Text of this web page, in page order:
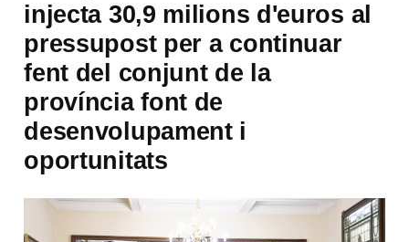
injecta 30,9 milions d'euros al
pressupost per a continuar
fent del conjunt de la
província font de
desenvolupament i
oportunitats